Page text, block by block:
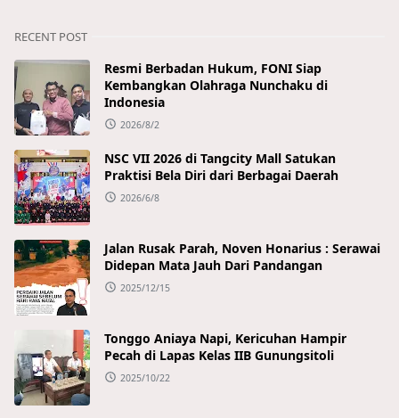
RECENT POST
Resmi Berbadan Hukum, FONI Siap
Kembangkan Olahraga Nunchaku di
Indonesia
2026/8/2
NSC VII 2026 di Tangcity Mall Satukan
Praktisi Bela Diri dari Berbagai Daerah
2026/6/8
Jalan Rusak Parah, Noven Honarius : Serawai
Didepan Mata Jauh Dari Pandangan
2025/12/15
Tonggo Aniaya Napi, Kericuhan Hampir
Pecah di Lapas Kelas IIB Gunungsitoli
2025/10/22